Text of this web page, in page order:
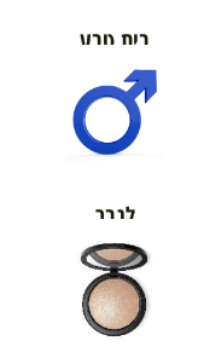
בית טבע
לגבר